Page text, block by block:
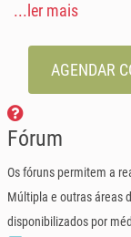
...ler mais
AGENDAR
Fórum
Os fóruns permitem a
Múltipla e outras áreas
disponibilizados por